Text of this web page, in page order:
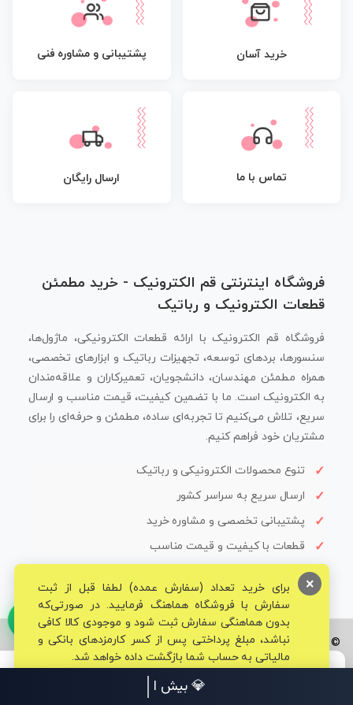
خرید آسان پشتیبانی و مشاوره فنی
تماس با ما ارسال رایگان
فروشگاه اینترنتی قم الکترونیک - خرید مطمئن
قطعات الکترونیک و رباتیک
فروشگاه قم الکترونیک با ارائه قطعات الکترونیکی، ماژول‌ها،
سنسورها، بردهای توسعه، تجهیزات رباتیک و ابزارهای تخصصی،
همراه مطمئن مهندسان، دانشجویان، تعمیرکاران و علاقه‌مندان
به الکترونیک است. ما با تضمین کیفیت، قیمت مناسب و ارسال
سریع، تلاش می‌کنیم تا تجربه‌ای ساده، مطمئن و حرفه‌ای را برای
مشتریان خود فراهم کنیم.
تنوع محصولات الکترونیکی و رباتیک
ارسال سریع به سراسر کشور
پشتیبانی تخصصی و مشاوره خرید
قطعات با کیفیت و قیمت مناسب
© تمامی حقوق برای فروشگاه تخصصی قم الکترونیک محفوظ می‌باشد.
برای خرید تعداد (سفارش عمده) لطفا قبل از ثبت
سفارش با فروشگاه هماهنگ فرمایید. در صورتی‌که
بدون هماهنگی سفارش ثبت شود و موجودی کالا کافی
نباشد، مبلغ پرداختی پس از کسر کارمزدهای بانکی و
مالیاتی به حساب شما بازگشت داده خواهد شد.
×